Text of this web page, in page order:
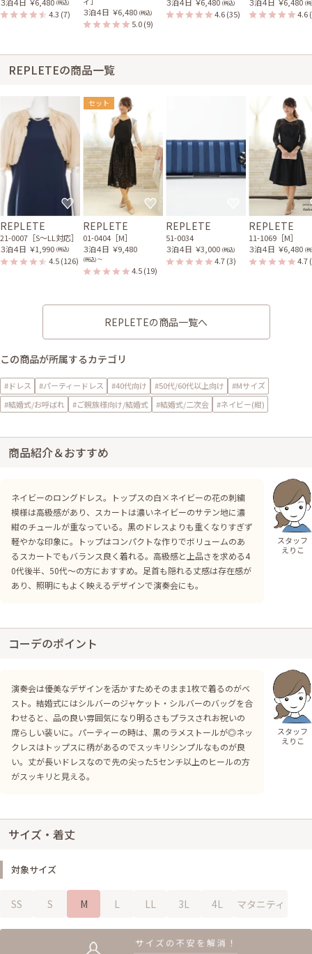
(税込)
4.3 (7)
３泊４日 ￥6,480 (税込)
5.0(9)
(税込)
4.6(35)
(
4.6
REPLETEの商品一覧
REPLETE
21-0007［S〜LL対応］
３泊４日 ￥1,990 (税込)
4.5(126)
セット
REPLETE
01-0404［M］
３泊４日 ￥9,480
(税込) 〜
4.5(19)
REPLETE
51-0034
３泊４日 ￥3,000 (税込)
4.7(3)
REPLETE
11-1069［M］
３泊４日 ￥6,480 (
4.7
REPLETEの商品一覧へ
この商品が所属するカテゴリ
#ドレス #パーティードレス #40代向け #50代/60代以上向け
#Mサイズ
#結婚式/お呼ばれ
#ご親族様向け/結婚式 #結婚式/二次会 #ネイビー(紺)
商品紹介＆おすすめ
ネイビーのロングドレス。トップスの白×ネイビーの花の刺繍
模様は高級感があり、スカートは濃いネイビーのサテン地に濃
紺のチュールが重なっている。黒のドレスよりも重くなりすぎず
軽やかな印象に。トップはコンパクトな作りでボリュームのあ
るスカートでもバランス良く着れる。高級感と上品さを求める4
0代後半、50代〜の方におすすめ。足首も隠れる丈感は存在感が
あり、照明にもよく映えるデザインで演奏会にも。
スタッフ
えりこ
コーデのポイント
演奏会は優美なデザインを活かすためそのまま1枚で着るのがベ
スト。結婚式にはシルバーのジャケット・シルバーのバッグを合
わせると、品の良い雰囲気になり明るさもプラスされお祝いの
席らしい装いに。パーティーの時は、黒のラメストールが◎ネッ
クレスはトップスに柄があるのでスッキリシンプルなものが良
い。丈が長いドレスなので先の尖った5センチ以上のヒールの方
がスッキリと見える。
スタッフ
えりこ
サイズ・着丈
対象サイズ
SS S M L LL 3L 4L マタニティ